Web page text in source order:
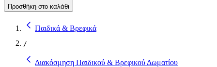
Προσθήκη στο καλάθι
Παιδικά & Βρεφικά
/
Διακόσμηση Παιδικού & Βρεφικού Δωματίου